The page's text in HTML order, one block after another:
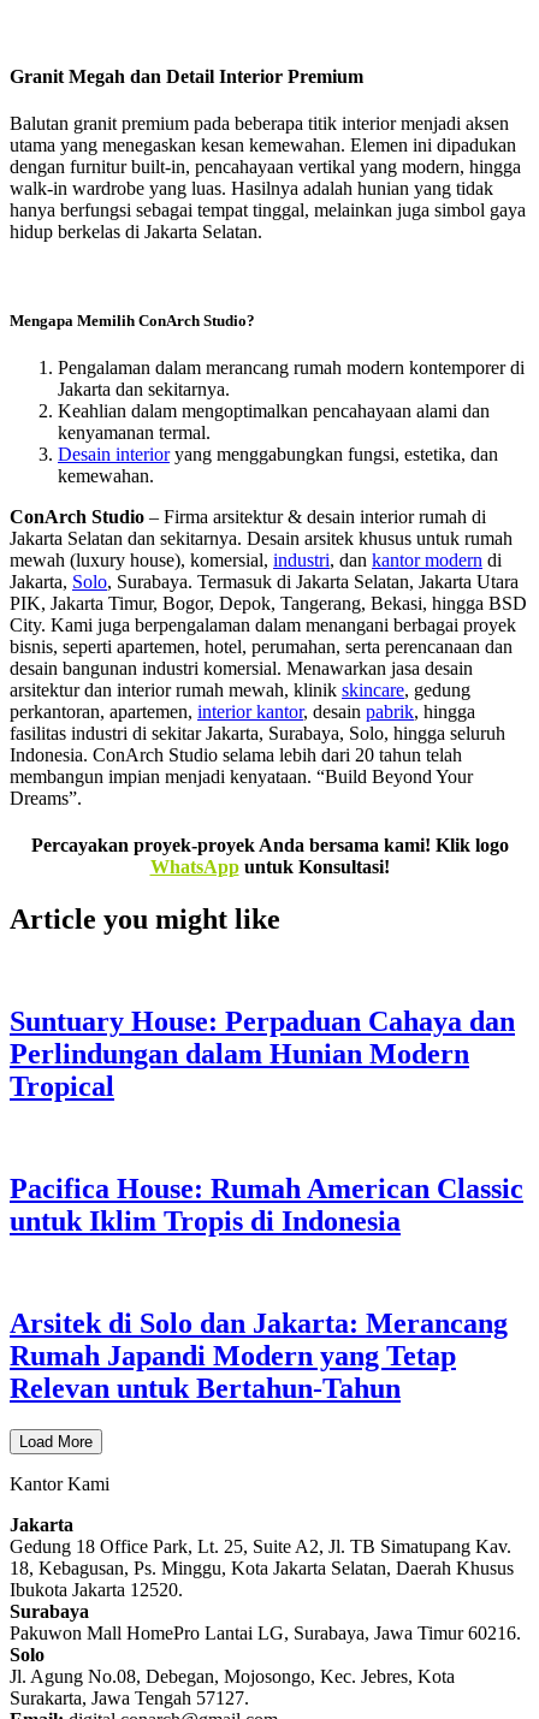
Granit Megah dan Detail Interior Premium
Balutan granit premium pada beberapa titik interior menjadi aksen
utama yang menegaskan kesan kemewahan. Elemen ini dipadukan
dengan furnitur built-in, pencahayaan vertikal yang modern, hingga
walk-in wardrobe yang luas. Hasilnya adalah hunian yang tidak
hanya berfungsi sebagai tempat tinggal, melainkan juga simbol gaya
hidup berkelas di Jakarta Selatan.
Mengapa Memilih ConArch Studio?
Pengalaman dalam merancang rumah modern kontemporer di
Jakarta dan sekitarnya.
Keahlian dalam mengoptimalkan pencahayaan alami dan
kenyamanan termal.
Desain interioryang menggabungkan fungsi, estetika, dan
kemewahan.
ConArch Studio – Firma arsitektur & desain interior rumah di
Jakarta Selatan dan sekitarnya. Desain arsitek khusus untuk rumah
mewah (luxury house), komersial, industri, dan kantor modern di
Jakarta, Solo, Surabaya. Termasuk di Jakarta Selatan, Jakarta Utara
PIK, Jakarta Timur, Bogor, Depok, Tangerang, Bekasi, hingga BSD
City. Kami juga berpengalaman dalam menangani berbagai proyek
bisnis, seperti apartemen, hotel, perumahan, serta perencanaan dan
desain bangunan industri komersial. Menawarkan jasa desain
arsitektur dan interior rumah mewah, klinik skincare, gedung
perkantoran, apartemen, interior kantor, desain pabrik, hingga
fasilitas industri di sekitar Jakarta, Surabaya, Solo, hingga seluruh
Indonesia. ConArch Studio selama lebih dari 20 tahun telah
membangun impian menjadi kenyataan. “Build Beyond Your
Dreams”.
Percayakan proyek-proyek Anda bersama kami! Klik logo
WhatsApp untuk Konsultasi!
Article you might like
Suntuary House: Perpaduan Cahaya dan
Perlindungan dalam Hunian Modern
Tropical
Pacifica House: Rumah American Classic
untuk Iklim Tropis di Indonesia
Arsitek di Solo dan Jakarta: Merancang
Rumah Japandi Modern yang Tetap
Relevan untuk Bertahun-Tahun
Load More
Kantor Kami
Jakarta
Gedung 18 Office Park, Lt. 25, Suite A2, Jl. TB Simatupang Kav.
18, Kebagusan, Ps. Minggu, Kota Jakarta Selatan, Daerah Khusus
Ibukota Jakarta 12520.
Surabaya
Pakuwon Mall HomePro Lantai LG, Surabaya, Jawa Timur 60216.
Solo
Jl. Agung No.08, Debegan, Mojosongo, Kec. Jebres, Kota
Surakarta, Jawa Tengah 57127.